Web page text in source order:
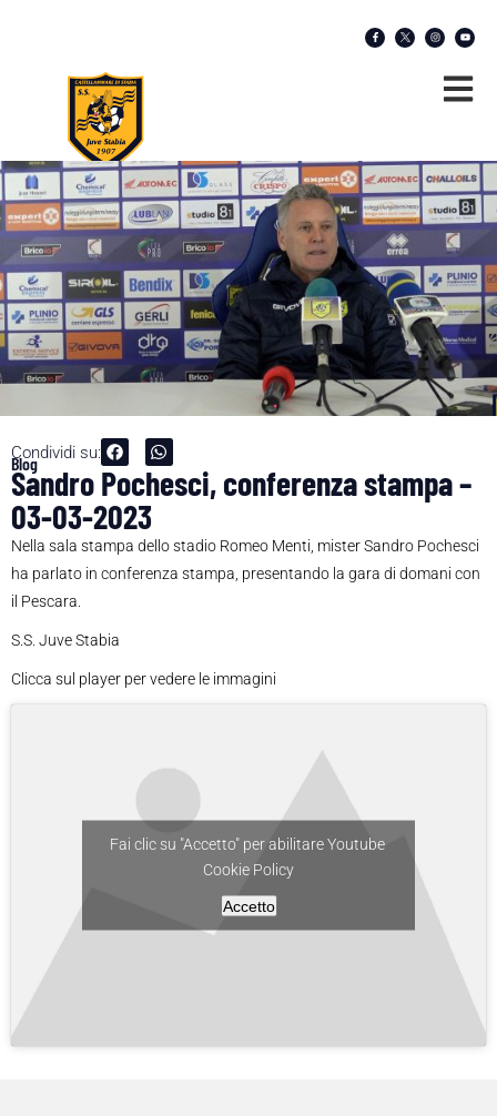
Condividi su:
Blog
Sandro Pochesci, conferenza stampa –
03-03-2023
Nella sala stampa dello stadio Romeo Menti, mister Sandro Pochesci
ha parlato in conferenza stampa, presentando la gara di domani con
il Pescara.
S.S. Juve Stabia
Clicca sul player per vedere le immagini
Fai clic su "Accetto" per abilitare Youtube
Cookie Policy
Accetto